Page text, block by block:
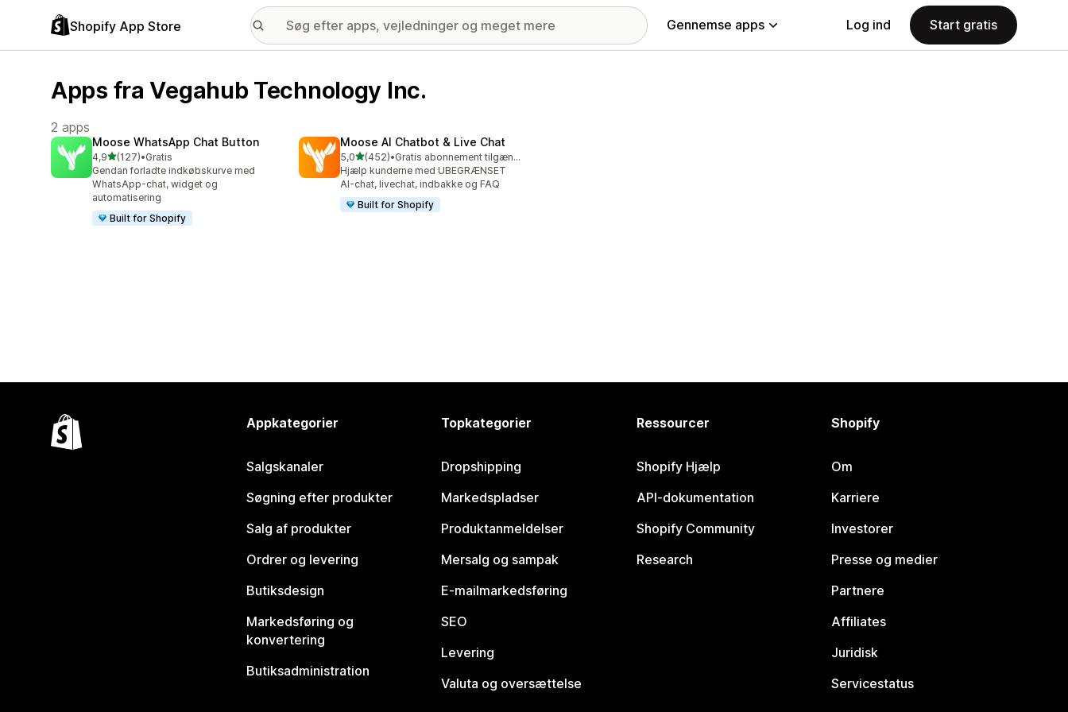
Shopify App Store Gennemse apps Log ind Start gratis
Apps fra Vegahub Technology Inc.
2 apps
Moose WhatsApp Chat Button
4,9ud af 5 stjerner
(127)
127 anmeldelser i alt
•Gratis
Gendan forladte indkøbskurve med
WhatsApp-chat, widget og
automatisering
Built for Shopify
Moose AI Chatbot & Live Chat
5,0ud af 5 stjerner
(452)
452 anmeldelser i alt
•
Gratis abonnement tilgængeligt
Hjælp kunderne med UBEGRÆNSET
AI-chat, livechat, indbakke og FAQ
Built for Shopify
Appkategorier
Salgskanaler
Søgning efter produkter
Salg af produkter
Ordrer og levering
Butiksdesign
Markedsføring og
konvertering
Butiksadministration
Topkategorier
Dropshipping
Markedspladser
Produktanmeldelser
Mersalg og sampak
E-mailmarkedsføring
SEO
Levering
Valuta og oversættelse
Ressourcer
Shopify Hjælp
API-dokumentation
Shopify Community
Research
Shopify
Om
Karriere
Investorer
Presse og medier
Partnere
Affiliates
Juridisk
Servicestatus